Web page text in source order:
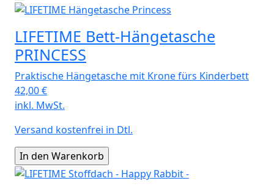
LIFETIME Bett-Hängetasche
PRINCESS
Praktische Hängetasche mit Krone fürs Kinderbett
42,00€
inkl. MwSt.
Versand kostenfrei in Dtl.